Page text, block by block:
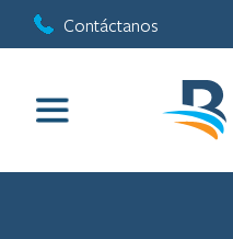
Contáctanos